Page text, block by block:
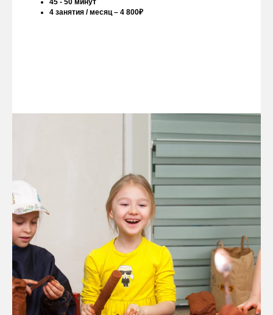
4 занятия / месяц – 4 800₽